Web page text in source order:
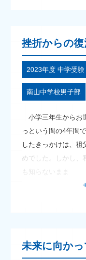
挫折からの復
2023年度 中学受験
南山中学校男子部
小学三年生からお
っという間の4年間
したきっかけは、祖
めでした。しかし、
も知らないまま
未来に向かっ